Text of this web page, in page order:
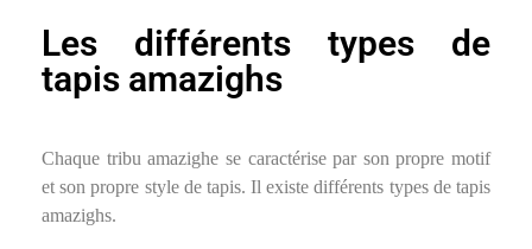
Les différents types de
tapis amazighs
Chaque tribu amazighe se caractérise par son propre motif
et son propre style de tapis. Il existe différents types de tapis
amazighs.